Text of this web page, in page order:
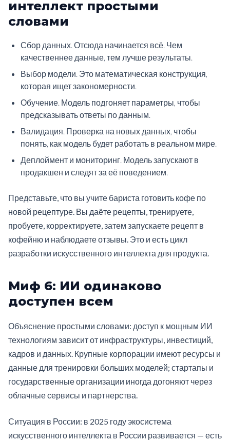
интеллект простыми
словами
Сбор данных. Отсюда начинается всё. Чем
качественнее данные, тем лучше результаты.
Выбор модели. Это математическая конструкция,
которая ищет закономерности.
Обучение. Модель подгоняет параметры, чтобы
предсказывать ответы по данным.
Валидация. Проверка на новых данных, чтобы
понять, как модель будет работать в реальном мире.
Деплоймент и мониторинг. Модель запускают в
продакшен и следят за её поведением.
Представьте, что вы учите бариста готовить кофе по
новой рецептуре. Вы даёте рецепты, тренируете,
пробуете, корректируете, затем запускаете рецепт в
кофейню и наблюдаете отзывы. Это и есть цикл
разработки искусственного интеллекта для продукта.
Миф 6: ИИ одинаково
доступен всем
Объяснение простыми словами: доступ к мощным ИИ
технологиям зависит от инфраструктуры, инвестиций,
кадров и данных. Крупные корпорации имеют ресурсы и
данные для тренировки больших моделей; стартапы и
государственные организации иногда догоняют через
облачные сервисы и партнерства.
Ситуация в России: в 2025 году экосистема
искусственного интеллекта в России развивается — есть